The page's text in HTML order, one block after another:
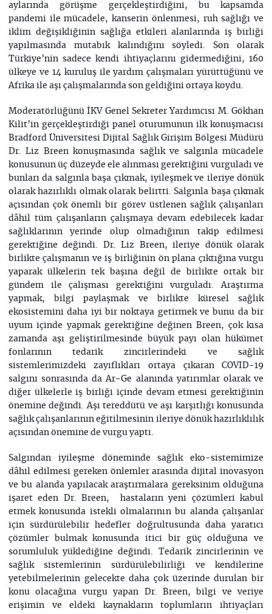
aylarında görüşme gerçekleştirdiğini, bu kapsamda
pandemi ile mücadele, kanserin önlenmesi, ruh sağlığı ve
iklim değişikliğinin sağlığa etkileri alanlarında iş birliği
yapılmasında mutabık kalındığını söyledi. Son olarak
Türkiye’nin sadece kendi ihtiyaçlarını gidermediğini, 160
ülkeye ve 14 kuruluş ile yardım çalışmaları yürüttüğünü ve
Afrika ile aşı çalışmalarında son geldiğini ortaya koydu.
Moderatörlüğünü İKV Genel Sekreter Yardımcısı M. Gökhan
Kilit’in gerçekleştirdiği panel oturumunun ilk konuşmacısı
Bradford Üniversitesi Dijital Sağlık Girişim Bölgesi Müdürü
Dr. Liz Breen konuşmasında sağlık ve salgınla mücadele
konusunun üç düzeyde ele alınması gerektiğini vurguladı ve
bunları da salgınla başa çıkmak, iyileşmek ve ileriye dönük
olarak hazırlıklı olmak olarak belirtti. Salgınla başa çıkmak
açısından çok önemli bir görev üstlenen sağlık çalışanları
dâhil tüm çalışanların çalışmaya devam edebilecek kadar
sağlıklarının yerinde olup olmadığının takip edilmesi
gerektiğine değindi. Dr. Liz Breen, ileriye dönük olarak
birlikte çalışmanın ve iş birliğinin ön plana çıktığına vurgu
yaparak ülkelerin tek başına değil de birlikte ortak bir
gündem ile çalışması gerektiğini vurguladı. Araştırma
yapmak, bilgi paylaşmak ve birlikte küresel sağlık
ekosistemini daha iyi bir noktaya getirmek ve bunu da bir
uyum içinde yapmak gerektiğine değinen Breen, çok kısa
zamanda aşı geliştirilmesinde büyük payı olan hükümet
fonlarının tedarik zincirlerindeki ve sağlık
sistemlerimizdeki zayıflıkları ortaya çıkaran COVID-19
salgını sonrasında da Ar-Ge alanında yatırımlar olarak ve
diğer ülkelerle iş birliği içinde devam etmesi gerektiğinin
önemine değindi. Aşı tereddütü ve aşı karşıtlığı konusunda
sağlık çalışanlarının eğitilmesinin ileriye dönük hazırlıklılık
açısından önemine de vurgu yaptı.
Salgından iyileşme döneminde sağlık eko-sistemimize
dâhil edilmesi gereken önlemler arasında dijital inovasyon
ve bu alanda yapılacak araştırmalara gereksinim olduğuna
işaret eden Dr. Breen, hastaların yeni çözümleri kabul
etmek konusunda istekli olmalarının bu alanda çalışanlar
için sürdürülebilir hedefler doğrultusunda daha yaratıcı
çözümler bulmak konusunda itici bir güç olduğuna ve
sorumluluk yüklediğine değindi. Tedarik zincirlerinin ve
sağlık sistemlerinin sürdürülebilirliği ve kendilerine
yetebilmelerinin gelecekte daha çok üzerinde durulan bir
konu olacağına vurgu yapan Dr. Breen, bilgi ve veriye
erişimin ve eldeki kaynakların toplumların ihtiyaçları